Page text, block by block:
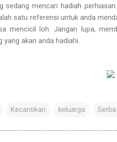
sedang mencari hadiah
satu referensi untuk anda
mencicil loh. Jangan lupa,
akan anda hadiahi.
Kecantikan keluarga